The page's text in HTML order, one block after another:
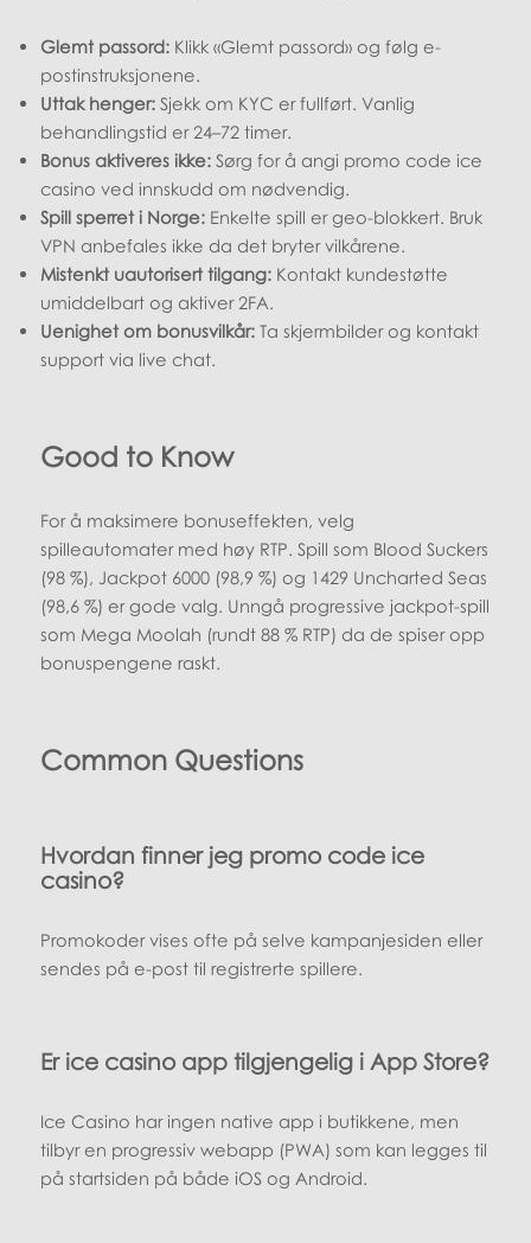
Glemt passord: Klikk «Glemt passord» og følg e-
postinstruksjonene.
Uttak henger: Sjekk om KYC er fullført. Vanlig
behandlingstid er 24–72 timer.
Bonus aktiveres ikke: Sørg for å angi promo code ice
casino ved innskudd om nødvendig.
Spill sperret i Norge: Enkelte spill er geo-blokkert. Bruk
VPN anbefales ikke da det bryter vilkårene.
Mistenkt uautorisert tilgang: Kontakt kundestøtte
umiddelbart og aktiver 2FA.
Uenighet om bonusvilkår: Ta skjermbilder og kontakt
support via live chat.
Good to Know
For å maksimere bonuseffekten, velg
spilleautomater med høy RTP. Spill som Blood Suckers
(98 %), Jackpot 6000 (98,9 %) og 1429 Uncharted Seas
(98,6 %) er gode valg. Unngå progressive jackpot-spill
som Mega Moolah (rundt 88 % RTP) da de spiser opp
bonuspengene raskt.
Common Questions
Hvordan finner jeg promo code ice
casino?
Promokoder vises ofte på selve kampanjesiden eller
sendes på e-post til registrerte spillere.
Er ice casino app tilgjengelig i App Store?
Ice Casino har ingen native app i butikkene, men
tilbyr en progressiv webapp (PWA) som kan legges til
på startsiden på både iOS og Android.